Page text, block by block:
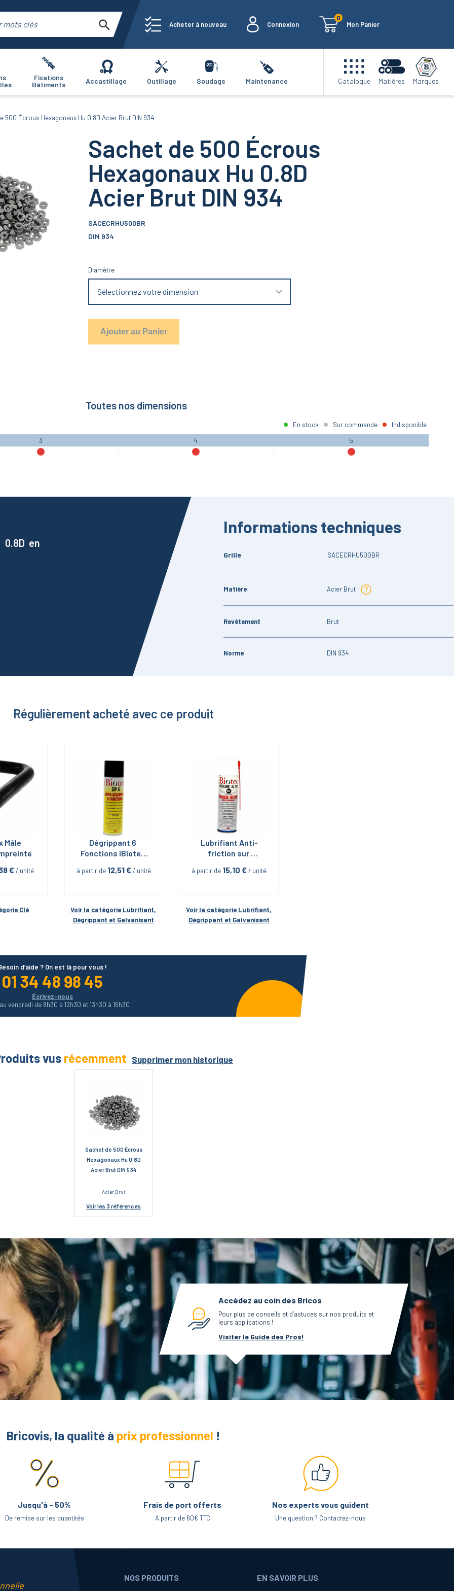
Acheter à nouveau Connexion
0
Mon Panier
Fixations
Bâtiments
Accastillage Outillage Soudage Maintenance Catalogue Matières Marques
500 Écrous Hexagonaux Hu 0.8D Acier Brut DIN 934
Sachet de 500 Écrous
Hexagonaux Hu 0.8D
Acier Brut DIN 934
SACECRHU500BR
DIN 934
Diamètre
Sélectionnez votre dimension
Ajouter au Panier
Toutes nos dimensions
En stock Sur commande Indisponible
3 4 5
en
Informations techniques
Grille SACECRHU500BR
Matière Acier Brut
Revêtement Brut
Norme DIN 934
Régulièrement acheté avec ce produit
Mâle
€ / unité
Clé
Dégrippant 6
Fonctions iBiotec
à partir de 12,51 € / unité
Voir la catégorie Lubrifiant,
Dégrippant et Galvanisant
Lubrifiant Anti-
friction sur
Neolube Al 160 en
à partir de 15,10 € / unité
Voir la catégorie Lubrifiant,
Dégrippant et Galvanisant
d’aide ? On est là pour vous !
01 34 48 98 45
Écrivez-nous
vendredi de 8h30 à 12h30 et 13h30 à 16h30
vus récemment Supprimer mon historique
Sachet de 500 Écrous
Hexagonaux Hu 0.8D
Acier Brut DIN 934
Acier Brut
Voirles 3 références
Accédez au coin des Bricos
Pour plus de conseils et d’astuces sur nos produits et
leurs applications !
Visiter le Guide des Pros!
Bricovis, la qualité à prix professionnel !
Jusqu'à - 50%
De remise sur les quantités
Frais de port offerts
A partir de 60€ TTC
Nos experts vous guident
Une question ? Contactez-nous
NOS PRODUITS
EN SAVOIR PLUS